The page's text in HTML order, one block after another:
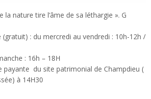
la nature tire l’âme de sa léthargie ». G
(gratuit) : du mercredi au vendredi : 10h-12h /
: 16h – 18H
payante du site patrimonial de Champdieu (
à 14H30